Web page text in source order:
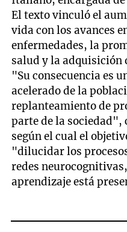
El texto vinculó el
vida con los avances
enfermedades, la
salud y la adquisición
"Su consecuencia es
acelerado de la
replanteamiento de
parte de la sociedad",
según el cual el
"dilucidar los
redes
aprendizaje está